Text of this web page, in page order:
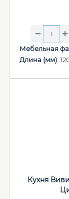
Мебельная
Длина (мм):
Кухня